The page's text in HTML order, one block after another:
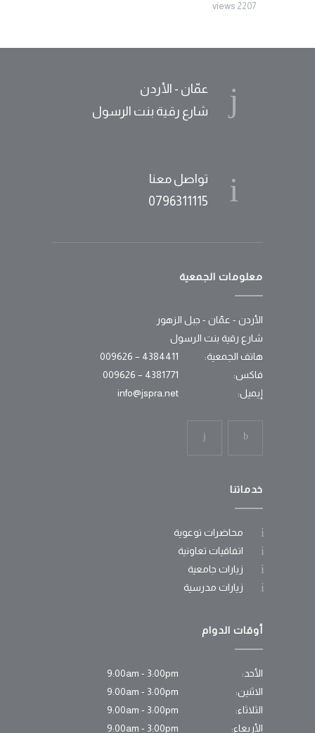
2207 views
عمّان - الأردن
شارع رقية بنت الرسول
تواصل معنا
0796311115
معلومات الجمعية
الأردن - عمّان - جبل الزهور
شارع رقية بنت الرسول
هاتف الجمعية:
4384411 – 009626
فاكس:
4381771 – 009626
إيميل:
info@jspra.net
خدماتنا
محاضرات توعوية
اتفاقيات تعاونية
زيارات جامعية
زيارات مدرسية
أوقات الدوام
الأحد:
9:00am - 3:00pm
الاثنين:
9:00am - 3:00pm
الثلاثاء:
9:00am - 3:00pm
الأربعاء:
9:00am - 3:00pm